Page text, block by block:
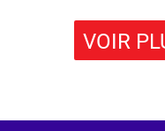
VOIR